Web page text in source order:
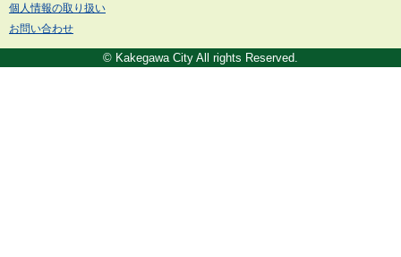
個人情報の取り扱い
お問い合わせ
© Kakegawa City All rights Reserved.